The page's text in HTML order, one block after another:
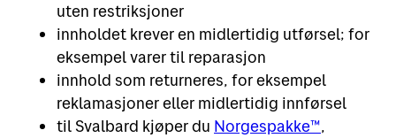
uten restriksjoner
innholdet krever en midlertidig utførsel; for
eksempel varer til reparasjon
innhold som returneres, for eksempel
reklamasjoner eller midlertidig innførsel
til Svalbard kjøper du Norgespakke™,